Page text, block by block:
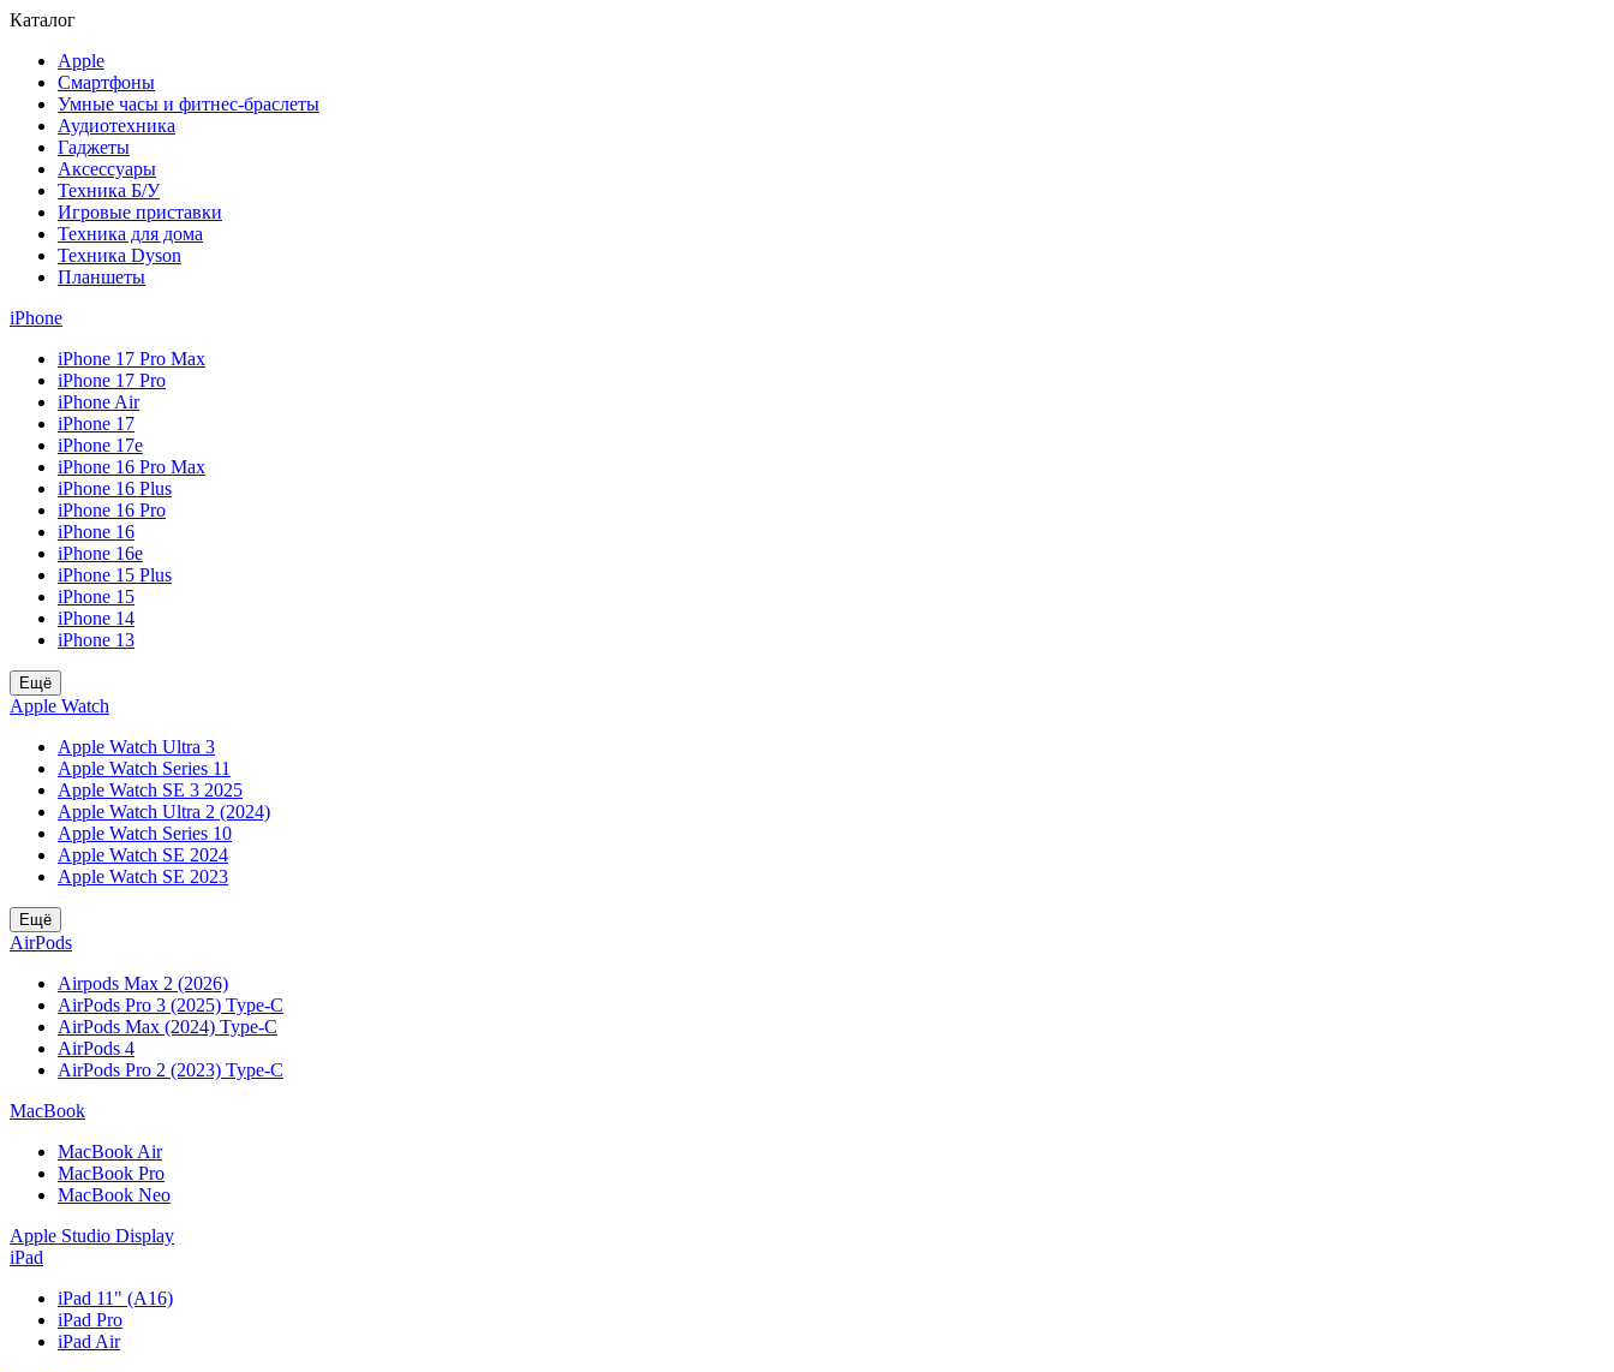
Каталог
Apple
Смартфоны
Умные часы и фитнес-браслеты
Аудиотехника
Гаджеты
Аксессуары
Техника Б/У
Игровые приставки
Техника для дома
Техника Dyson
Планшеты
iPhone
iPhone 17 Pro Max
iPhone 17 Pro
iPhone Air
iPhone 17
iPhone 17e
iPhone 16 Pro Max
iPhone 16 Plus
iPhone 16 Pro
iPhone 16
iPhone 16e
iPhone 15 Plus
iPhone 15
iPhone 14
iPhone 13
Ещё
Apple Watch
Apple Watch Ultra 3
Apple Watch Series 11
Apple Watch SE 3 2025
Apple Watch Ultra 2 (2024)
Apple Watch Series 10
Apple Watch SE 2024
Apple Watch SE 2023
Ещё
AirPods
Airpods Max 2 (2026)
AirPods Pro 3 (2025) Type-C
AirPods Max (2024) Type-C
AirPods 4
AirPods Pro 2 (2023) Type-C
MacBook
MacBook Air
MacBook Pro
MacBook Neo
Apple Studio Display
iPad
iPad 11" (A16)
iPad Pro
iPad Air